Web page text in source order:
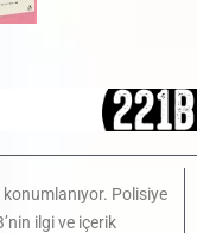
Polisiye
ilgi ve içerik